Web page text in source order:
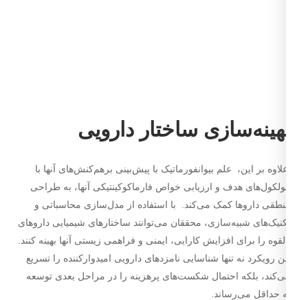
ساختار دارویی
بر این، علم بیوانفورماتیک با پیش‌بینی برهم‌کنش‌های آنها با
هدف و ارزیابی خواص فارماکوکینتیکی آنها، به طراحی
داروها کمک می‌کند. با استفاده از مدل‌سازی محاسباتی و
شبیه‌سازی، محققان می‌توانند ساختارهای شیمیایی داروهای
را برای افزایش کارایی، ایمنی و فراهمی زیستی آنها بهینه کنند.
رویکرد نه تنها شناسایی نامزدهای دارویی امیدوارکننده را تسریع
بلکه احتمال شکست‌های پرهزینه را در مراحل بعدی توسعه
حداقل می‌رساند.